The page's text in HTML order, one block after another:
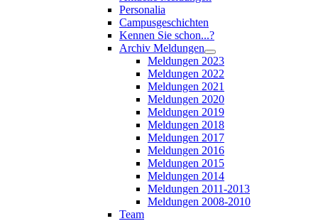
Personalia
Campusgeschichten
Kennen Sie schon...?
Archiv Meldungen
Meldungen 2023
Meldungen 2022
Meldungen 2021
Meldungen 2020
Meldungen 2019
Meldungen 2018
Meldungen 2017
Meldungen 2016
Meldungen 2015
Meldungen 2014
Meldungen 2011-2013
Meldungen 2008-2010
Team